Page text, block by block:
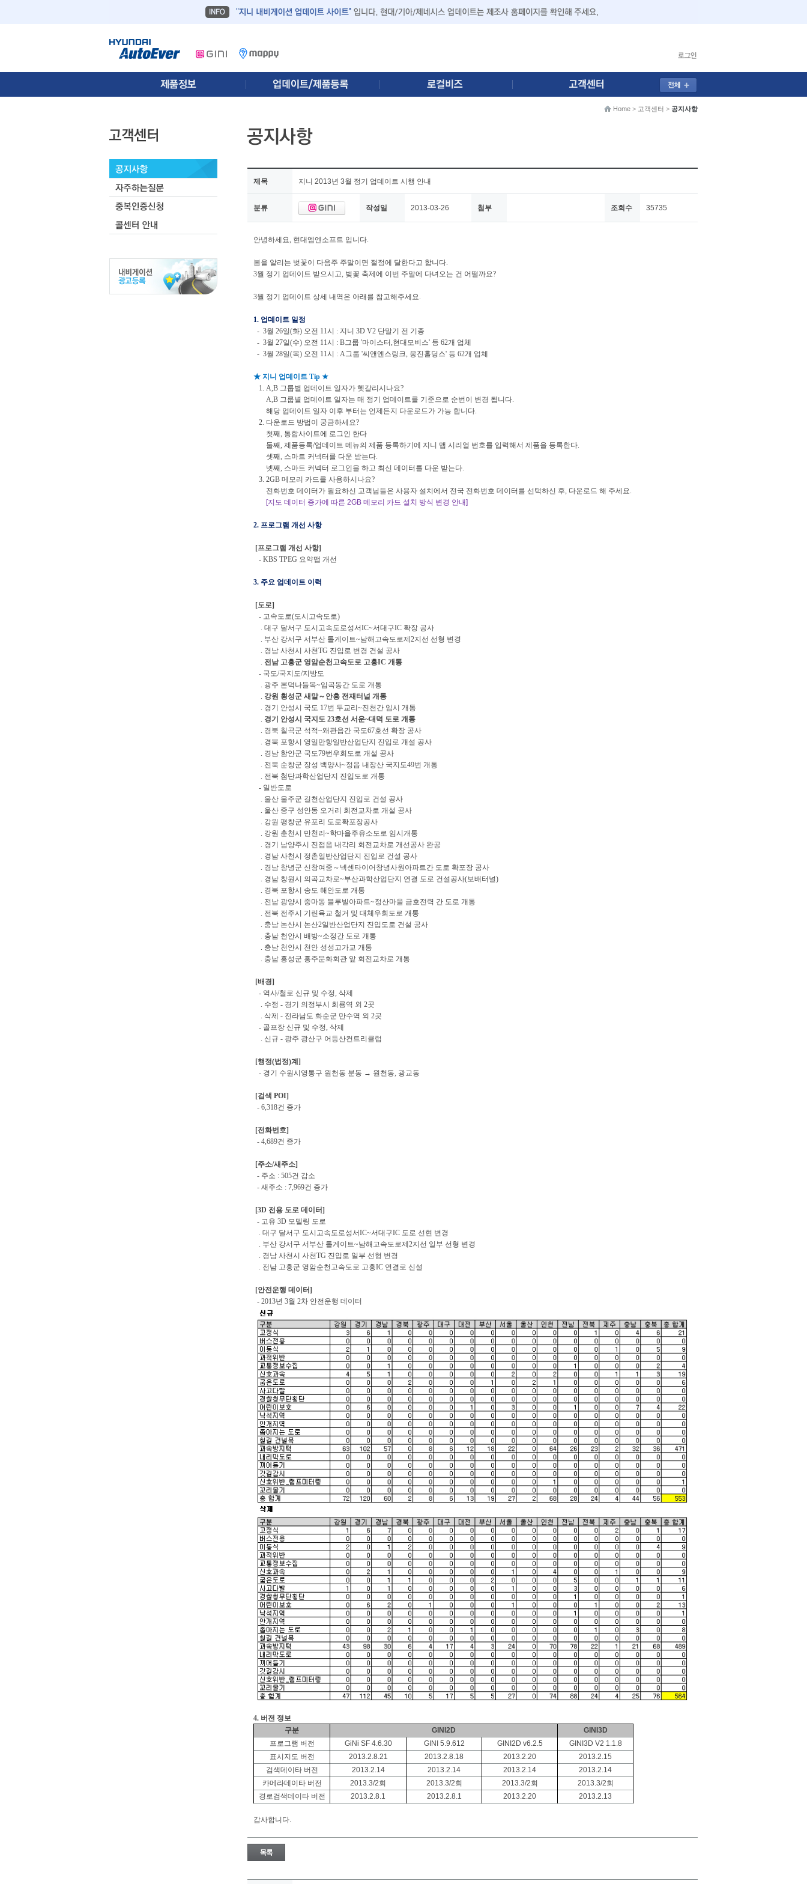
Home > 고객센터 > 공지사항
제목 지니 2013년 3월 정기 업데이트 시행 안내
분류 작성일 2013-03-26 첨부 조회수 35735
안녕하세요, 현대엠엔소프트 입니다.
봄을 알리는 벚꽃이 다음주 주말이면 절정에 달한다고 합니다.
3월 정기 업데이트 받으시고, 벚꽃 축제에 이번 주말에 다녀오는 건 어떨까요?
3월 정기 업데이트 상세 내역은 아래를 참고해주세요.
1. 업데이트 일정
- 3월 26일(화) 오전 11시 : 지니 3D V2 단말기 전 기종
- 3월 27일(수) 오전 11시 : B그룹 '마이스터,현대모비스' 등 62개 업체
- 3월 28일(목) 오전 11시 : A그룹 '씨앤엔스링크, 웅진홀딩스' 등 62개 업체
★ 지니 업데이트 Tip ★
1. A,B 그룹별 업데이트 일자가 헷갈리시나요?
A,B 그룹별 업데이트 일자는 매 정기 업데이트를 기준으로 순번이 변경 됩니다.
해당 업데이트 일자 이후 부터는 언제든지 다운로드가 가능 합니다.
2. 다운로드 방법이 궁금하세요?
첫째, 통합사이트에 로그인 한다
둘째, 제품등록/업데이트 메뉴의 제품 등록하기에 지니 맵 시리얼 번호를 입력해서 제품을 등록한다.
셋째, 스마트 커넥터를 다운 받는다.
넷째, 스마트 커넥터 로그인을 하고 최신 데이터를 다운 받는다.
3. 2GB 메모리 카드를 사용하시나요?
전화번호 데이터가 필요하신 고객님들은 사용자 설치에서 전국 전화번호 데이터를 선택하신 후, 다운로드 해 주세요.
[지도 데이터 증가에 따른 2GB 메모리 카드 설치 방식 변경 안내]
2. 프로그램 개선 사항
[프로그램 개선 사항]
- KBS TPEG 요약맵 개선
3. 주요 업데이트 이력
[도로]
- 고속도로(도시고속도로)
. 대구 달서구 도시고속도로성서IC~서대구IC 확장 공사
. 부산 강서구 서부산 톨게이트~남해고속도로제2지선 선형 변경
. 경남 사천시 사천TG 진입로 변경 건설 공사
. 전남 고흥군 영암순천고속도로 고흥IC 개통
- 국도/국지도/지방도
. 광주 본덕나들목~임곡동간 도로 개통
. 강원 횡성군 새말～안흥 전재터널 개통
. 경기 안성시 국도 17번 두교리~진천간 임시 개통
. 경기 안성시 국지도 23호선 서운~대덕 도로 개통
. 경북 칠곡군 석적~왜관읍간 국도67호선 확장 공사
. 경북 포항시 영일만항일반산업단지 진입로 개설 공사
. 경남 함안군 국도79번우회도로 개설 공사
. 전북 순창군 장성 백양사~정읍 내장산 국지도49번 개통
. 전북 첨단과학산업단지 진입도로 개통
- 일반도로
. 울산 울주군 길천산업단지 진입로 건설 공사
. 울산 중구 성안동 오거리 회전교차로 개설 공사
. 강원 평창군 유포리 도로확포장공사
. 강원 춘천시 만천리~학마을주유소도로 임시개통
. 경기 남양주시 진접읍 내각리 회전교차로 개선공사 완공
. 경남 사천시 정촌일반산업단지 진입로 건설 공사
. 경남 창녕군 신창여중～넥센타이어창녕사원아파트간 도로 확포장 공사
. 경남 창원시 의곡교차로~부산과학산업단지 연결 도로 건설공사(보배터널)
. 경북 포항시 송도 해안도로 개통
. 전남 광양시 중마동 블루빌아파트~정산마을 금호전력 간 도로 개통
. 전북 전주시 기린육교 철거 및 대체우회도로 개통
. 충남 논산시 논산2일반산업단지 진입도로 건설 공사
. 충남 천안시 배방~소정간 도로 개통
. 충남 천안시 천안 성성고가교 개통
. 충남 홍성군 홍주문화회관 앞 회전교차로 개통
[배경]
- 역사/철로 신규 및 수정, 삭제
. 수정 - 경기 의정부시 회룡역 외 2곳
. 삭제 - 전라남도 화순군 만수역 외 2곳
- 골프장 신규 및 수정, 삭제
. 신규 - 광주 광산구 어등산컨트리클럽
[행정(법정)계]
- 경기 수원시영통구 원천동 분동 → 원천동, 광교동
[검색 POI]
- 6,318건 증가
[전화번호]
- 4,689건 증가
[주소/새주소]
- 주소 : 505건 감소
- 새주소 : 7,969건 증가
[3D 전용 도로 데이터]
- 고유 3D 모델링 도로
. 대구 달서구 도시고속도로성서IC~서대구IC 도로 선현 변경
. 부산 강서구 서부산 톨게이트~남해고속도로제2지선 일부 선형 변경
. 경남 사천시 사천TG 진입로 일부 선형 변경
. 전남 고흥군 영암순천고속도로 고흥IC 연결로 신설
[안전운행 데이터]
- 2013년 3월 2차 안전운행 데이터
4. 버전 정보
구분
GINI2D
GINI3D
프로그램 버전
GiNi SF 4.6.30 GINI 5.9.612 GINI2D v6.2.5
GINI3D V2 1.1.8
표시지도 버전
2013.2.8.21 2013.2.8.18 2013.2.20
2013.2.15
검색데이타 버전
2013.2.14 2013.2.14 2013.2.14
2013.2.14
카메라데이타 버전
2013.3/2회 2013.3/2회 2013.3/2회
2013.3/2회
경로검색데이타 버전
2013.2.8.1 2013.2.8.1 2013.2.20 2013.2.13
감사합니다.